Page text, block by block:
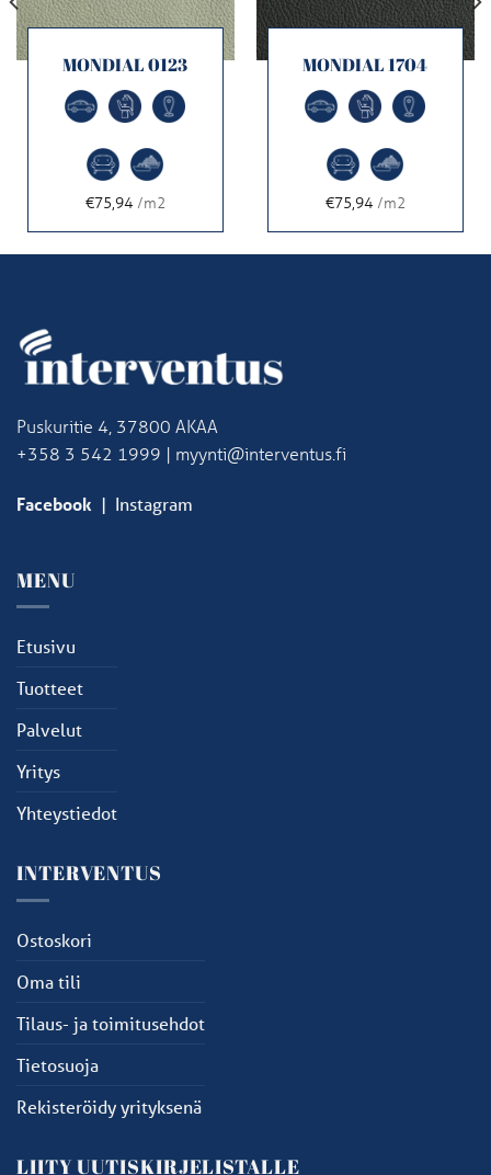
MONDIAL 0123
€75,94/m2
MONDIAL 1704
€75,94/m2
Puskuritie 4, 37800 AKAA
+358 3 542 1999 | myynti@interventus.fi
Facebook | Instagram
MENU
Etusivu
Tuotteet
Palvelut
Yritys
Yhteystiedot
INTERVENTUS
Ostoskori
Oma tili
Tilaus- ja toimitusehdot
Tietosuoja
Rekisteröidy yrityksenä
LIITY UUTISKIRJELISTALLE